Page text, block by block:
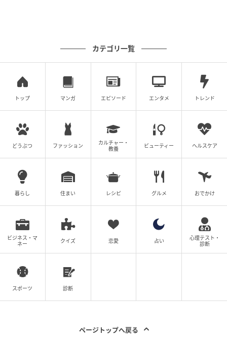
カテゴリ一覧
トップ マンガ エピソード エンタメ トレンド
どうぶつ ファッション
カルチャー・
教養
ビューティー ヘルスケア
暮らし 住まい レシピ グルメ おでかけ
ビジネス・マ
ネー
クイズ 恋愛 占い
心理テスト・
診断
スポーツ 診断
ページトップへ戻る